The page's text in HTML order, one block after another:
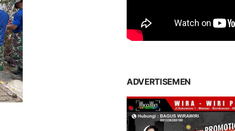
ADVERTISEMEN